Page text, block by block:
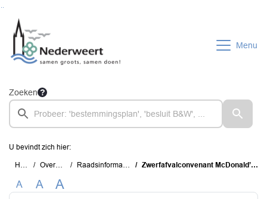
Menu
Zoeken
U bevindt zich hier:
Home Overzichten Raadsinformatiebrieven Zwerfafvalconvenant McDonald’s, KFC & Subway
A A A